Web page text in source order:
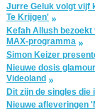
Jurre Geluk volgt vijf
Te Krijgen'
Kefah Allush
MAX-programma
Simon Keizer
Nieuwe dosis
Videoland
Dit zijn de singles die
Nieuwe afleveringen